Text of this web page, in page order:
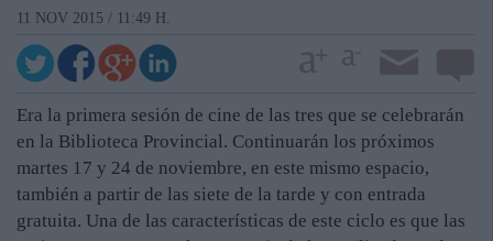
11 NOV 2015 / 11:49 H.
Era la primera sesión de cine de las tres que se celebrarán
en la Biblioteca Provincial. Continuarán los próximos
martes 17 y 24 de noviembre, en este mismo espacio,
también a partir de las siete de la tarde y con entrada
gratuita. Una de las características de este ciclo es que las